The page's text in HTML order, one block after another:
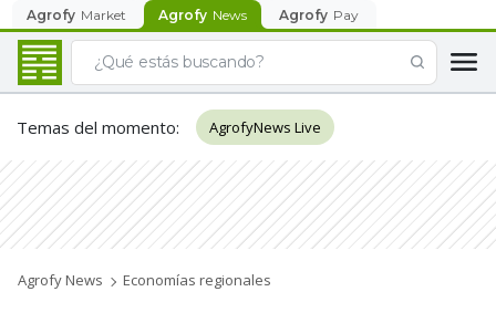
Agrofy Market Agrofy News Agrofy Pay
Temas del momento: AgrofyNews Live
Agrofy News Economías regionales